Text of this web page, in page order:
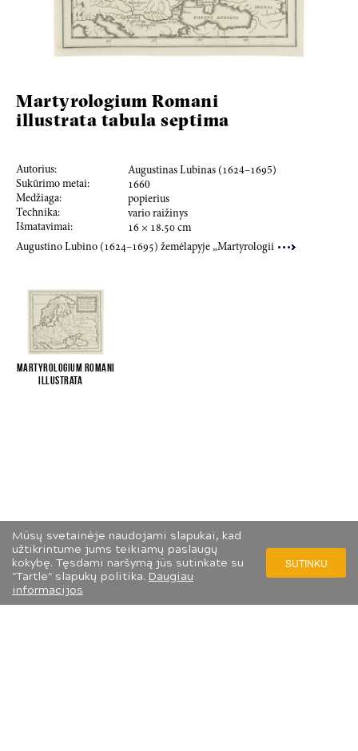
Mūsų svetainėje naudojami slapukai, kad
užtikrintume jums teikiamų paslaugų
kokybę. Tęsdami naršymą jūs sutinkate su
"Tartle" slapukų politika. Daugiau
informacijos
SUTINKU
Martyrologium Romani
illustrata tabula septima
Autorius: Augustinas Lubinas (1624–1695)
Sukūrimo metai:
1660
Medžiaga:
popierius
Technika:
vario raižinys
Išmatavimai:
16 × 18.50 cm
Augustino Lubino (1624–1695) žemėlapyje „Martyrologii
Martyrologium Romani
illustrata